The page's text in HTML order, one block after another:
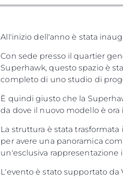
All'inizio dell'anno è stata
Con sede presso il quartier
Superhawk, questo spazio è
completo di uno studio di
È quindi giusto che la
da dove il nuovo modello è
La struttura è stata
per avere una panoramica
un'esclusiva
L'evento è stato supportato da